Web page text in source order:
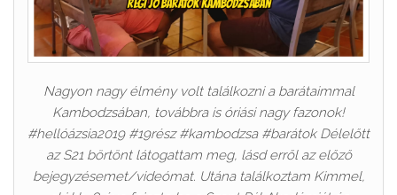
Nagyon nagy élmény volt találkozni a barátaimmal
Kambodzsában, továbbra is óriási nagy fazonok!
#hellóázsia2019 #19rész #kambodzsa #barátok Délelőtt
az S21 börtönt látogattam meg, lásd erről az előző
bejegyzésemet/videómat. Utána találkoztam Kimmel,